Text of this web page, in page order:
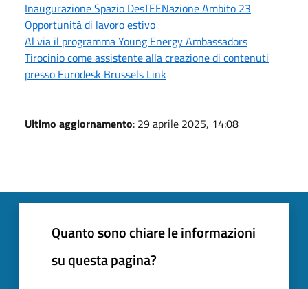
Inaugurazione Spazio DesTEENazione Ambito 23
Opportunità di lavoro estivo
Al via il programma Young Energy Ambassadors
Tirocinio come assistente alla creazione di contenuti
presso Eurodesk Brussels Link
Ultimo aggiornamento: 29 aprile 2025, 14:08
Quanto sono chiare le informazioni
su questa pagina?